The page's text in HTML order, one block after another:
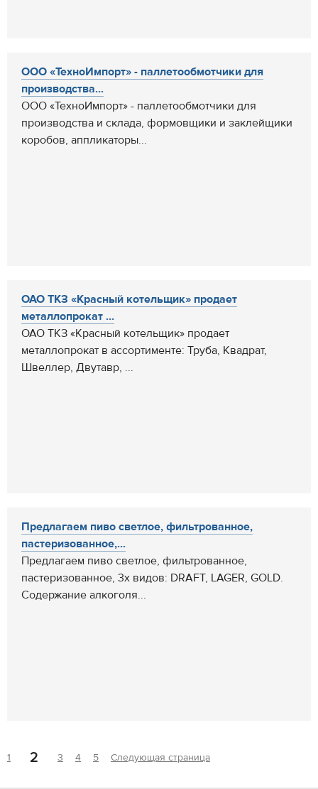
ООО «ТехноИмпорт» - паллетообмотчики для
производства...
ООО «ТехноИмпорт» - паллетообмотчики для
производства и склада, формовщики и заклейщики
коробов, аппликаторы...
ОАО ТКЗ «Красный котельщик» продает
металлопрокат ...
ОАО ТКЗ «Красный котельщик» продает
металлопрокат в ассортименте: Труба, Квадрат,
Швеллер, Двутавр, ...
Предлагаем пиво светлое, фильтрованное,
пастеризованное,...
Предлагаем пиво светлое, фильтрованное,
пастеризованное, 3х видов: DRAFT, LAGER, GOLD.
Содержание алкоголя...
1 2 3 4 5 Следующая страница